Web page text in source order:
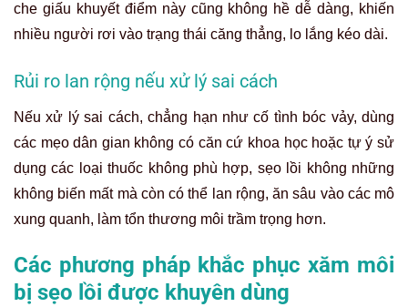
che giấu khuyết điểm này cũng không hề dễ dàng, khiến
nhiều người rơi vào trạng thái căng thẳng, lo lắng kéo dài.
Rủi ro lan rộng nếu xử lý sai cách
Nếu xử lý sai cách, chẳng hạn như cố tình bóc vảy, dùng
các mẹo dân gian không có căn cứ khoa học hoặc tự ý sử
dụng các loại thuốc không phù hợp, sẹo lồi không những
không biến mất mà còn có thể lan rộng, ăn sâu vào các mô
xung quanh, làm tổn thương môi trầm trọng hơn.
Các phương pháp khắc phục xăm môi
bị sẹo lồi được khuyên dùng